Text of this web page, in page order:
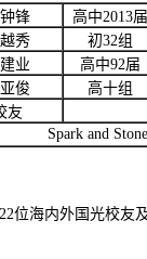
锋 高中2013届
秀 初32组
业 高中92届
俊
高十组
友
Spark and
位海内外国光校友